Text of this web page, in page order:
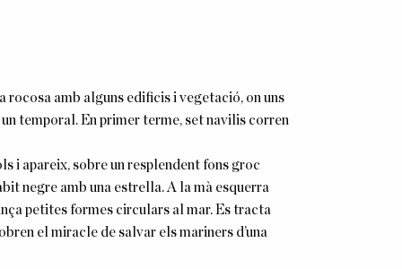
rocosa amb alguns edificis i vegetació, on uns
temporal. En primer terme, set navilis corren
i apareix, sobre un resplendent fons groc
negre amb una estrella. A lamà esquerra
petites formes circulars al mar. Es tracta
el miracle de salvar els mariners d’una